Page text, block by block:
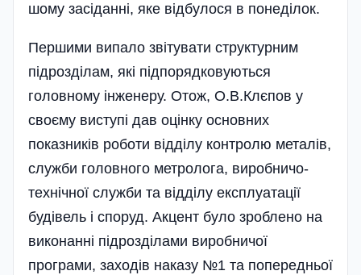
шому засіданні, яке відбулося в понед­ілок.
Першими випало звітувати структурним
підрозділам, які підпорядковуються
головному інженеру. Отож, О.В.Клєпов у
своєму виступі дав оцінку основних
показників роботи відділу контролю металів,
служби головного метролога, виробничо-
технічної служби та відділу експлуатації
будівель і споруд. Акцент було зроблено на
виконанні підрозділами виробничої
програми, заходів наказу №1 та попередньої